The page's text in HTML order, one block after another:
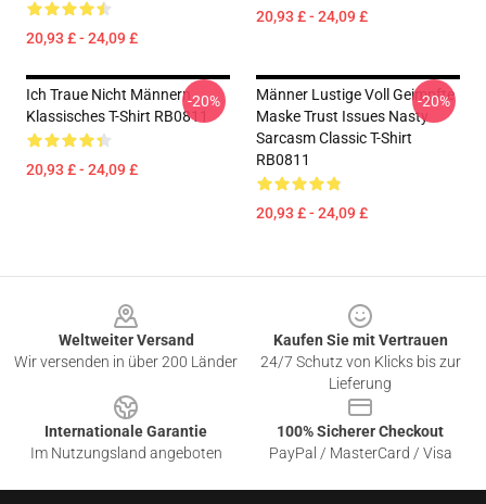
20,93 £ - 24,09 £
20,93 £ - 24,09 £
Ich Traue Nicht Männern
Klassisches T-Shirt RB0811
20,93 £ - 24,09 £
-20%
Männer Lustige Voll Geimpfte
Maske Trust Issues Nasty
Sarcasm Classic T-Shirt
RB0811
20,93 £ - 24,09 £
-20%
Weltweiter Versand
Wir versenden in über 200 Länder
Kaufen Sie mit Vertrauen
24/7 Schutz von Klicks bis zur
Lieferung
Internationale Garantie
Im Nutzungsland angeboten
100% Sicherer Checkout
PayPal / MasterCard / Visa